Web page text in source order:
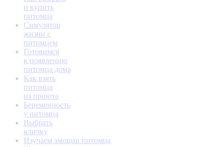
и купить
питомца
Симулятор
жизни с
питомцем
Готовимся
к появлению
питомца дома
Как взять
питомца
из приюта
Беременность
у питомца
Выбрать
кличку
Изучаем эмоции питомца